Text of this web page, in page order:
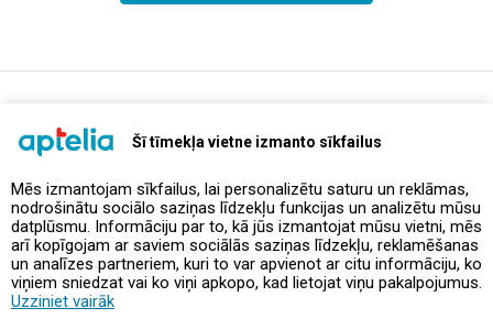
Šī tīmekļa vietne izmanto sīkfailus
Mēs izmantojam sīkfailus, lai personalizētu saturu un reklāmas,
nodrošinātu sociālo saziņas līdzekļu funkcijas un analizētu mūsu
datplūsmu. Informāciju par to, kā jūs izmantojat mūsu vietni, mēs
arī kopīgojam ar saviem sociālās saziņas līdzekļu, reklamēšanas
un analīzes partneriem, kuri to var apvienot ar citu informāciju, ko
viņiem sniedzat vai ko viņi apkopo, kad lietojat viņu pakalpojumus.
Uzziniet vairāk
Предложения и акции
Контакты